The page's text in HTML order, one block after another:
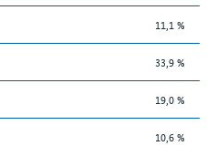
11,1 %
33,9 %
19,0 %
10,6 %